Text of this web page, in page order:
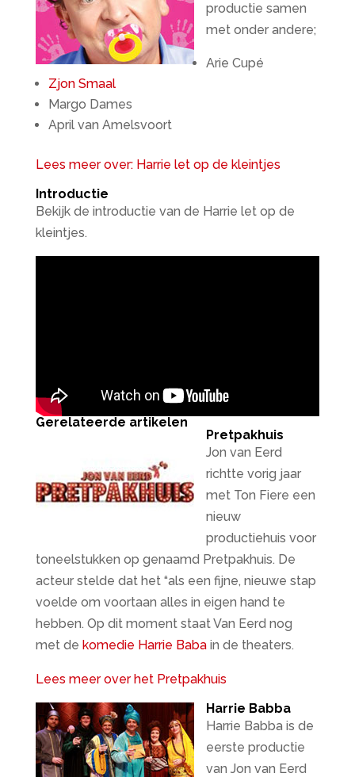
productie samen
met onder andere;
Arie Cupé
Zjon Smaal
Margo Dames
April van Amelsvoort
Lees meer over: Harrie let op de kleintjes
Introductie
Bekijk de introductie van de Harrie let op de
kleintjes.
Gerelateerde artikelen
Pretpakhuis
Jon van Eerd
richtte vorig jaar
met Ton Fiere een
nieuw
productiehuis voor
toneelstukken op genaamd Pretpakhuis. De
acteur stelde dat het “als een fijne, nieuwe stap
voelde om voortaan alles in eigen hand te
hebben. Op dit moment staat Van Eerd nog
met de komedie Harrie Babain de theaters.
Lees meer over het Pretpakhuis
Harrie Babba
Harrie Babba is de
eerste productie
van Jon van Eerd